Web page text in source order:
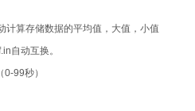
计算存储数据的平均值，大值，小值
自动互换。
99秒）